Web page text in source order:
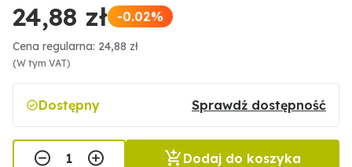
24,88 zł -0.02%
Cena regularna: 24,88 zł
(W tym VAT)
Dostępny Sprawdź dostępność
Dodaj do koszyka